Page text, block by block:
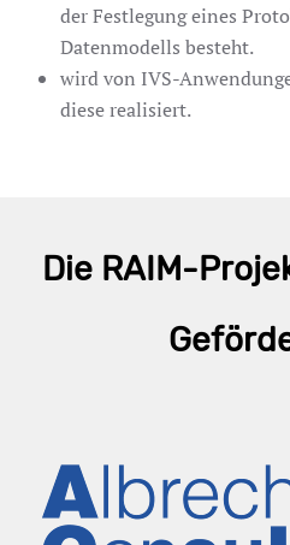
der Festlegung eines
Datenmodells besteht.
wird von IVS-
diese realisiert.
Die RAIM-